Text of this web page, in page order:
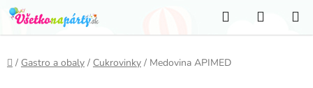
Prejsť
na
obsah
Hľadať
KOŠÍK
Domov
/ Gastro a obaly / Cukrovinky / Medovina APIMED